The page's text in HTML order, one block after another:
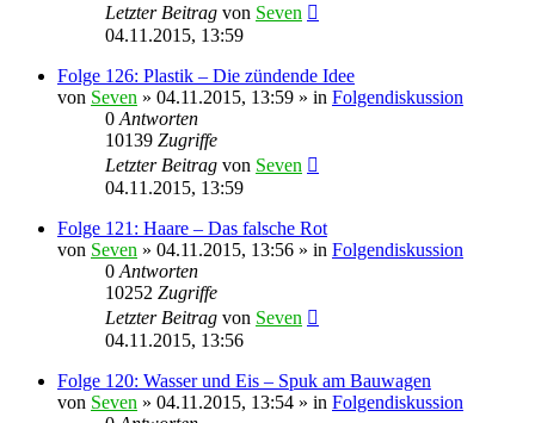
Letzter Beitrag von Seven
04.11.2015, 13:59
Folge 126: Plastik – Die zündende Idee
von Seven » 04.11.2015, 13:59 » in Folgendiskussion
0 Antworten
10139 Zugriffe
Letzter Beitrag von Seven
04.11.2015, 13:59
Folge 121: Haare – Das falsche Rot
von Seven » 04.11.2015, 13:56 » in Folgendiskussion
0 Antworten
10252 Zugriffe
Letzter Beitrag von Seven
04.11.2015, 13:56
Folge 120: Wasser und Eis – Spuk am Bauwagen
von Seven » 04.11.2015, 13:54 » in Folgendiskussion